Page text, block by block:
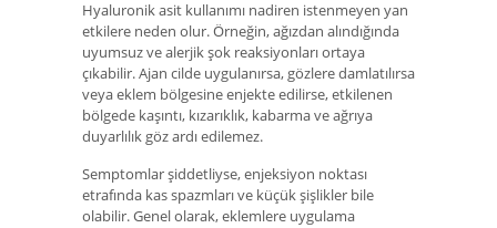
Hyaluronik asit kullanımı nadiren istenmeyen yan
etkilere neden olur. Örneğin, ağızdan alındığında
uyumsuz ve alerjik şok reaksiyonları ortaya
çıkabilir. Ajan cilde uygulanırsa, gözlere damlatılırsa
veya eklem bölgesine enjekte edilirse, etkilenen
bölgede kaşıntı, kızarıklık, kabarma ve ağrıya
duyarlılık göz ardı edilemez.
Semptomlar şiddetliyse, enjeksiyon noktası
etrafında kas spazmları ve küçük şişlikler bile
olabilir. Genel olarak, eklemlere uygulama